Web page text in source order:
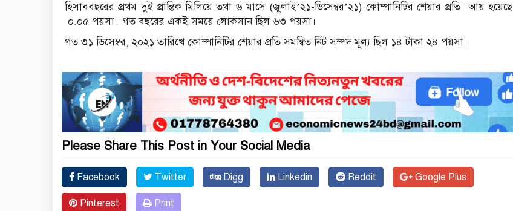
হিসাববছরের প্রথম দুই প্রান্তিক মিলিয়ে তথা ৬ মাসে (জুলাই’২১-ডিসেম্বর’২১) কোম্পানিটির শেয়ার প্রতি আয় হয়েছে
০.০৫ পয়সা। গত বছরের একই সময়ে লোকসান ছিল ৬৩ পয়সা।
গত ৩১ ডিসেম্বর, ২০২১ তারিখে কোম্পানিটির শেয়ার প্রতি সমন্বিত নিট সম্পদ মূল্য ছিল ১৪ টাকা ২৪ পয়সা।
Please Share This Post in Your Social Media
Facebook Twitter Digg Linkedin Reddit Google Plus
Pinterest Print